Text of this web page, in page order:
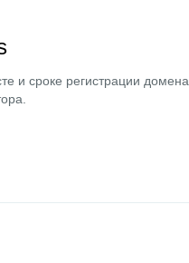
и сроке регистрации домена,